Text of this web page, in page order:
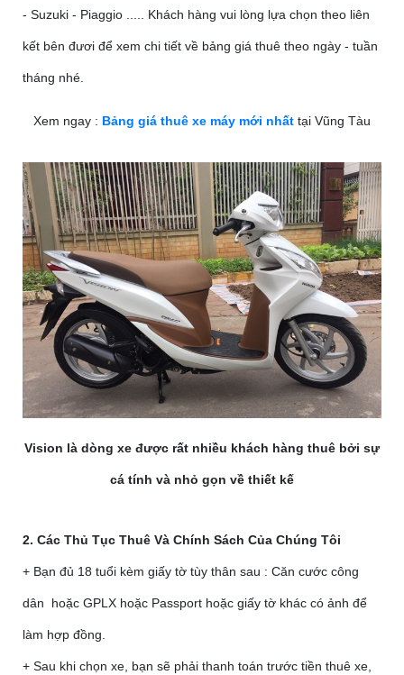
- Suzuki - Piaggio ..... Khách hàng vui lòng lựa chọn theo liên
kết bên đươi để xem chi tiết về bảng giá thuê theo ngày - tuần
tháng nhé.
Xem ngay : Bảng giá thuê xe máy mới nhất tại Vũng Tàu
Vision là dòng xe được rất nhiều khách hàng thuê bởi sự
cá tính và nhỏ gọn về thiết kế
2. Các Thủ Tục Thuê Và Chính Sách Của Chúng Tôi
+ Bạn đủ 18 tuổi kèm giấy tờ tùy thân sau : Căn cước công
dân hoặc GPLX hoặc Passport hoặc giấy tờ khác có ảnh để
làm hợp đồng.
+ Sau khi chọn xe, bạn sẽ phải thanh toán trước tiền thuê xe,